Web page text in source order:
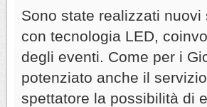
Sono state realizzati
con tecnologia LED,
degli eventi. Come per i
potenziato anche il
spettatore la possibilità di